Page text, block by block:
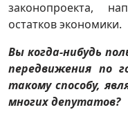
законопроекта,
остатков экономики.
Вы когда-нибудь
передвижения по
такому способу,
многих депутатов?